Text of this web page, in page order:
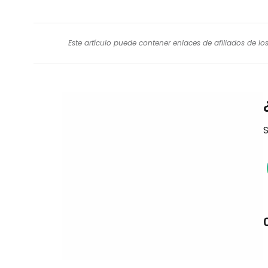
Este artículo puede contener enlaces de afiliados de